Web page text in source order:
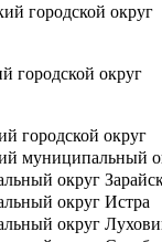
городской округ
городской округ
городской округ
муниципальный
округ
округ Истра
округ